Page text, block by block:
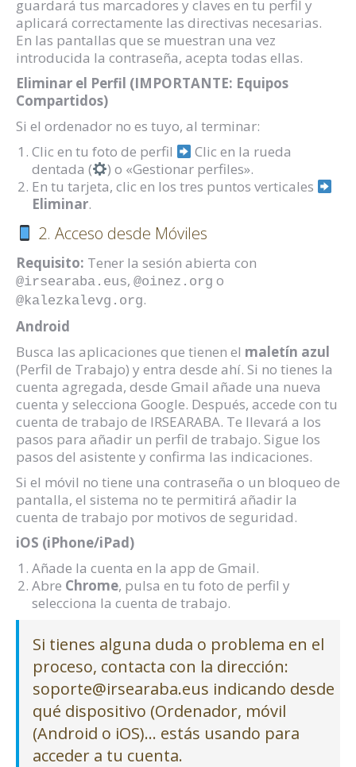
guardará tus marcadores y claves en tu perfil y
aplicará correctamente las directivas necesarias.
En las pantallas que se muestran una vez
introducida la contraseña, acepta todas ellas.
Eliminar el Perfil (IMPORTANTE: Equipos
Compartidos)
Si el ordenador no es tuyo, al terminar:
Clic en tu foto de perfil
Clic en la rueda
dentada (
) o «Gestionar perfiles».
En tu tarjeta, clic en los tres puntos verticales
Eliminar.
2. Acceso desde Móviles
Requisito: Tener la sesión abierta con
@irsearaba.eus, @oinez.org o
@kalezkalevg.org.
Android
Busca las aplicaciones que tienen el maletín azul
(Perfil de Trabajo) y entra desde ahí. Si no tienes la
cuenta agregada, desde Gmail añade una nueva
cuenta y selecciona Google. Después, accede con tu
cuenta de trabajo de IRSEARABA. Te llevará a los
pasos para añadir un perfil de trabajo. Sigue los
pasos del asistente y confirma las indicaciones.
Si el móvil no tiene una contraseña o un bloqueo de
pantalla, el sistema no te permitirá añadir la
cuenta de trabajo por motivos de seguridad.
iOS (iPhone/iPad)
Añade la cuenta en la app de Gmail.
Abre Chrome, pulsa en tu foto de perfil y
selecciona la cuenta de trabajo.
Si tienes alguna duda o problema en el
proceso, contacta con la dirección:
soporte@irsearaba.eus indicando desde
qué dispositivo (Ordenador, móvil
(Android o iOS)… estás usando para
acceder a tu cuenta.